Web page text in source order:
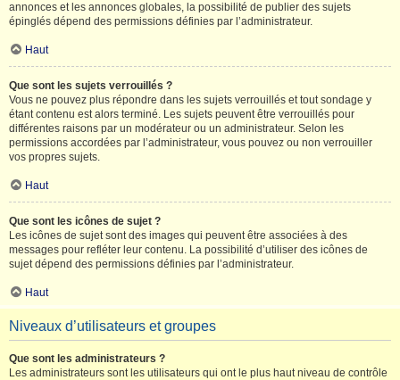
annonces et les annonces globales, la possibilité de publier des sujets
épinglés dépend des permissions définies par l’administrateur.
Haut
Que sont les sujets verrouillés ?
Vous ne pouvez plus répondre dans les sujets verrouillés et tout sondage y
étant contenu est alors terminé. Les sujets peuvent être verrouillés pour
différentes raisons par un modérateur ou un administrateur. Selon les
permissions accordées par l’administrateur, vous pouvez ou non verrouiller
vos propres sujets.
Haut
Que sont les icônes de sujet ?
Les icônes de sujet sont des images qui peuvent être associées à des
messages pour refléter leur contenu. La possibilité d’utiliser des icônes de
sujet dépend des permissions définies par l’administrateur.
Haut
Niveaux d’utilisateurs et groupes
Que sont les administrateurs ?
Les administrateurs sont les utilisateurs qui ont le plus haut niveau de contrôle